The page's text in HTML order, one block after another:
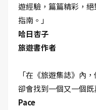
遊經驗，篇篇精彩，
指南。」
哈日杏子
旅遊書作者
「在《旅遊集誌》內
卻會找到一個又一個既
Pace